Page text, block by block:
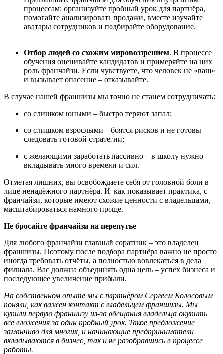
процессам: организуйте пробный урок для партнёра,
помогайте анализировать продажи, вместе изучайте
аватары сотрудников и подбирайте оборудование.
Отбор людей со схожим мировоззрением. В процессе
обучения оценивайте кандидатов и примеряйте на них
роль франчайзи. Если чувствуете, что человек не «ваш»
и вызывает опасение – отказывайте.
В случае нашей франшизы мы точно не станем сотрудничать:
со слишком юными – быстро теряют запал;
со слишком взрослыми – боятся рисков и не готовы
следовать готовой стратегии;
с желающими заработать пассивно – в школу нужно
вкладывать много времени и сил.
Отметая лишних, вы освобождаете себя от головной боли в
лице ненадёжного партнёра. И, как показывает практика, с
франчайзи, которые имеют схожие ценности с владельцами,
масштабироваться намного проще.
Не бросайте франчайзи на перепутье
Для любого франчайзи главный соратник – это владелец
франшизы. Поэтому после подбора партнёра важно не просто
иногда требовать отчёты, а полностью вовлекаться в дела
филиала. Вас должна объединять одна цель – успех бизнеса и
последующее увеличение прибыли.
На собственном опыте мы с партнёром Сергеем Колосовым
поняли , как важен контакт с владельцем франшизы. Мы
купили первую франшизу из-за обещания владельца окупить
все вложения за один пробный урок. Такое предложение
заманчиво для многих, и начинающие предприниматели
вкладываются в бизнес, так и не разобравшись в процессе
работы.